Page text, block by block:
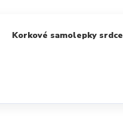
Korkové samolepky srdce